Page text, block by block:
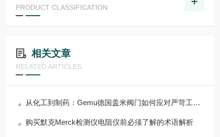
PRODUCT CLASSIFICATION
相关文章
RELATED ARTICLES
从化工到制药：Gemu德国盖米阀门如何应对严苛工况挑战？
购买默克Merck检测仪电阻仪前必须了解的术语解析